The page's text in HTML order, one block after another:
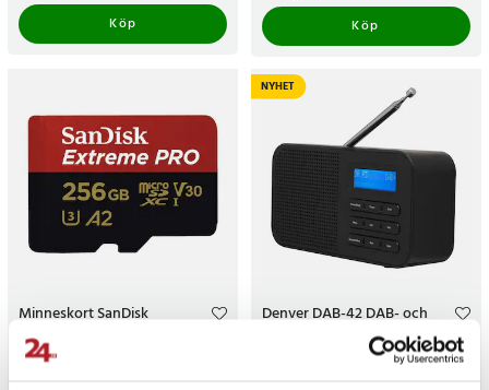
Köp
Köp
Minneskort SanDisk
Extreme Pro MicroSDXC -
256GB
NYHET
Denver DAB-42 DAB- och
FM-radio - Svart /
Digitalradio med FM / Bärbar